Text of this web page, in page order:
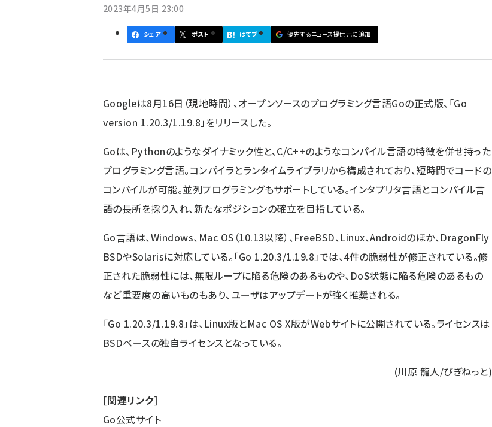
2023年4月5日 23:00
シェア ポスト はてブ 優先するニュース提供元に追加
Googleは8月16日（現地時間）、オープンソースのプログラミング言語Goの正式版、「Go
version 1.20.3/1.19.8」をリリースした。
Goは、Pythonのようなダイナミック性と、C/C++のようなコンパイル言語の特徴を併せ持った
プログラミング言語。コンパイラとランタイムライブラリから構成されており、短時間でコードの
コンパイルが可能。並列プログラミングもサポートしている。インタプリタ言語とコンパイル言
語の長所を採り入れ、新たなポジションの確立を目指している。
Go言語は、Windows、Mac OS（10.13以降）、FreeBSD、Linux、Androidのほか、DragonFly
BSDやSolarisに対応している。「Go 1.20.3/1.19.8」では、4件の脆弱性が修正されている。修
正された脆弱性には、無限ループに陥る危険のあるものや、DoS状態に陥る危険のあるもの
など重要度の高いものもあり、ユーザはアップデートが強く推奨される。
「Go 1.20.3/1.19.8」は、Linux版とMac OS X版がWebサイトに公開されている。ライセンスは
BSDベースの独自ライセンスとなっている。
(川原 龍人/びぎねっと)
[関連リンク]
Go公式サイト